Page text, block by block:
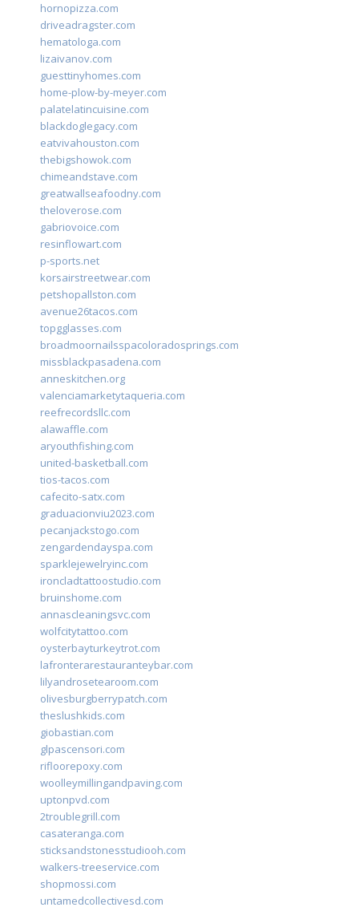
hornopizza.com
driveadragster.com
hematologa.com
lizaivanov.com
guesttinyhomes.com
home-plow-by-meyer.com
palatelatincuisine.com
blackdoglegacy.com
eatvivahouston.com
thebigshowok.com
chimeandstave.com
greatwallseafoodny.com
theloverose.com
gabriovoice.com
resinflowart.com
p-sports.net
korsairstreetwear.com
petshopallston.com
avenue26tacos.com
topgglasses.com
broadmoornailsspacoloradosprings.com
missblackpasadena.com
anneskitchen.org
valenciamarketytaqueria.com
reefrecordsllc.com
alawaffle.com
aryouthfishing.com
united-basketball.com
tios-tacos.com
cafecito-satx.com
graduacionviu2023.com
pecanjackstogo.com
zengardendayspa.com
sparklejewelryinc.com
ironcladtattoostudio.com
bruinshome.com
annascleaningsvc.com
wolfcitytattoo.com
oysterbayturkeytrot.com
lafronterarestauranteybar.com
lilyandrosetearoom.com
olivesburgberrypatch.com
theslushkids.com
giobastian.com
glpascensori.com
rifloorepoxy.com
woolleymillingandpaving.com
uptonpvd.com
2troublegrill.com
casateranga.com
sticksandstonesstudiooh.com
walkers-treeservice.com
shopmossi.com
untamedcollectivesd.com